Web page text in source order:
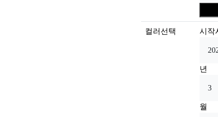
컬러선택 시작
년
월